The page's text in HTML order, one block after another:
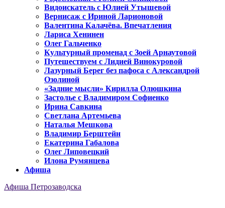
Видоискатель с Юлией Утышевой
Вернисаж с Ириной Ларионовой
Валентина Калачёва. Впечатления
Лариса Хенинен
Олег Гальченко
Культурный променад с Зоей Арнаутовой
Путешествуем с Лидией Винокуровой
Лазурный Берег без пафоса с Александрой
Озолиной
«Задние мысли» Кирилла Олюшкина
Застолье с Владимиром Софиенко
Ирина Савкина
Светлана Артемьева
Наталья Мешкова
Владимир Берштейн
Екатерина Габалова
Олег Липовецкий
Илона Румянцева
Афиша
Афиша Петрозаводска